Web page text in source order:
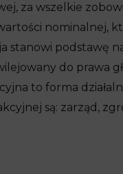
za wszelkie
nominalnej,
stanowi podstawę
do prawa
to forma
są: zarząd,